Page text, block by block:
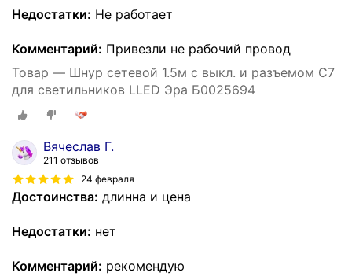
Недостатки: Не работает
Комментарий: Привезли не рабочий провод
Товар — Шнур сетевой 1.5м с выкл. и разъемом C7
для светильников LLED Эра Б0025694
Вячеслав Г.
211 отзывов
24 февраля
Достоинства: длинна и цена
Недостатки: нет
Комментарий: рекомендую